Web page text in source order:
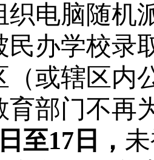
织电脑随机
民办学校录
（或辖区内
育部门不再
日至17 日 ，